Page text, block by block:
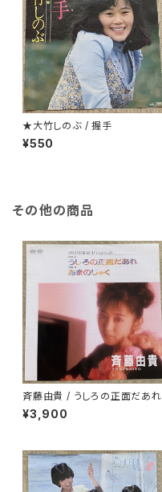
★大竹しのぶ / 握手
¥550
その他の商品
斉藤由貴 / うしろの正面だあれ
¥3,900